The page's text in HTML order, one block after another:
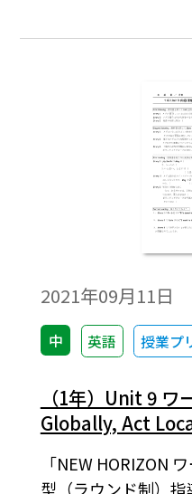
2021年09月11日
中 英語 授業プ
（1年）Unit 9
Globally, Act
「NEW HORIZON
型（ラウンド制）